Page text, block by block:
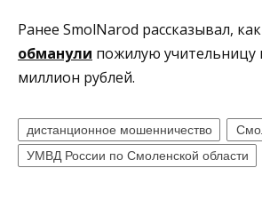
Ранее SmolNarod рассказывал,
обманули пожилую учительницу
миллион рублей.
дистанционное мошенничество
УМВД России по Смоленской области